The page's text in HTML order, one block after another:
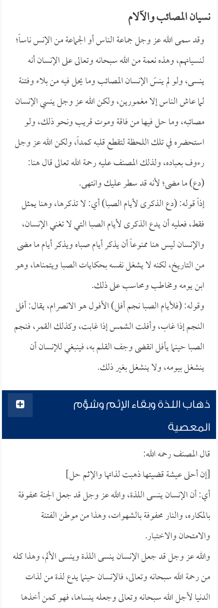
نسيان المصائب والآلام
وقد سمى الله عز وجل جماعة الناس أو الجماعة من الإنس ناساً؛
لنسيانهم، وهذه نعمة من الله سبحانه وتعالى على الإنسان أنه
ينسى، ولو لم ينسَ الإنسان المصائب وما يحل فيه من بلاء وفتنة
لما عاش الناس إلا مغمورين، ولكن الله عز وجل ينسي الإنسان
مصائبه، وما حل فيها من فاقة وموت قريب ونحو ذلك، ولو
استحضره في تلك اللحظة لتقطع قلبه كمداً، ولكن الله عز وجل
رءوف بعباده، ولذلك المصنف عليه رحمة الله تعالى قال هنا:
(دع) ما مضى؛ لأنه قد سطر عليك وانتهى.
إذاً قوله: (دع الذكرى لأيام الصبا) أي: لا تذكرها، وهنا يمثل
فقط، فعليه أن يدع الذكرى لأيام الصبا التي لا تغني الإنسان،
والإنسان ليس هنا ممنوعاً أن يذكر أيام صباه ويذكر أيام ما مضى
من التاريخ، لكنه لا يشغل نفسه بحكايات الصبا ويتمناها، وهو
ابن يومه ومخاطب ومحاسب على ذلك.
وقوله: (فلأيام الصبا نجم أفل) الأفول هو الانصرام، يقال: أفل
النجم إذا غاب، وأفلت الشمس إذا غابت، وكذلك القمر، فنجم
الصبا حينما يأفل انقضى وجف القلم به، فينبغي للإنسان أن
ينشغل بيومه، ولا ينشغل بغير ذلك.
ذهاب اللذة وبقاء الإثم وشؤم
المعصية
قال المصنف رحمه الله:
[إن أحلى عيشة قضيتها ذهبت لذاتها والإثم حل]
أي: أن الإنسان ينسى اللذة، والله عز وجل قد جعل الجنة محفوفة
بالمكاره، والنار محفوفة بالشهوات، وهذا من موطن الفتنة
والامتحان والاختبار.
والله عز وجل قد جعل الإنسان ينسى اللذة وينسى الألم، وهذا كله
من رحمة الله سبحانه وتعالى، فالإنسان حينما يدع لذة من لذات
الدنيا لأجل الله سبحانه وتعالى وجعله ينساها، فهو كمن أخذها